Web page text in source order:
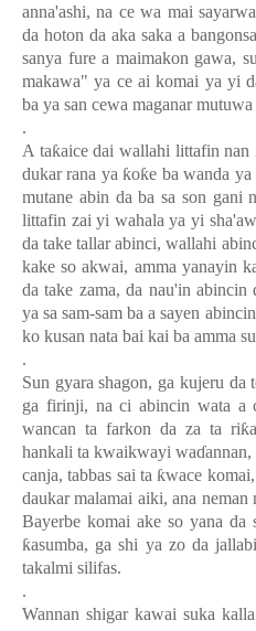
anna'ashi, na ce wa mai
da hoton da aka saka a
sanya fure a maimakon gawa,
makawa" ya ce ai komai ya yi
ba ya san cewa maganar
.
A taƙaice dai wallahi littafin nan
dukar rana ya ƙoƙe ba wanda
mutane abin da ba sa son gani
littafin zai yi wahala ya yi
da take tallar abinci, wallahi
kake so akwai, amma yanayin
da take zama, da nau'in
ya sa sam-sam ba a sayen
ko kusan nata bai kai ba amma
.
Sun gyara shagon, ga kujeru da
ga firinji, na ci abincin wata a
wancan ta farkon da za ta riƙ
hankali ta kwaikwayi waɗ
canja, tabbas sai ta ƙwace
daukar malamai aiki, ana
Bayerbe komai ake so yana da
ƙasumba, ga shi ya zo da
takalmi silifas.
.
Wannan shigar kawai suka